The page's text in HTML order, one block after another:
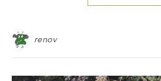
renov